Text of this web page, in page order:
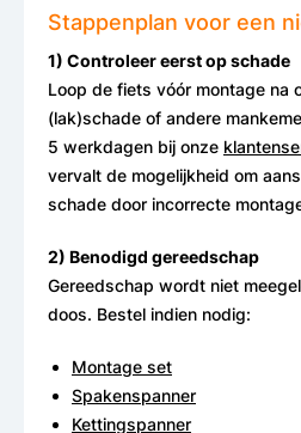
Stappenplan voor een
1) Controleer eerst op schade
Loop de fiets vóór montage na
(lak)schade of andere
5 werkdagen bij onze
vervalt de mogelijkheid om
schade door incorrecte
2) Benodigd gereedschap
Gereedschap wordt niet
doos. Bestel indien nodig:
Montage set
Spakenspanner
Kettingspanner